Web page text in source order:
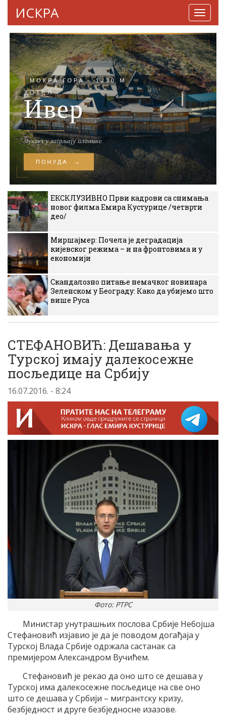
ИСКРА
ЕКСКЛУЗИВНО Први кадрови са снимања
новог филма Емира Кустурице /четврти
део/
Миршајмер: Почела је деградација
кијевског режима – и на фронтовима и у
економији
Скандалозно питање немачког новинара
Зеленском у Београду: Како да убијемо што
више Руса
СТЕФАНОВИЋ: Дешавања у
Турској имају далекосежне
посљедице на Србију
16.07.2016. - 8:24
Фото: РТРС
Министар унутрашњих послова Србије Небојша
Стефановић изјавио је да је поводом догађаја у
Турској Влада Србије одржала састанак са
премијером Александром Вучићем.
Стефановић је рекао да оно што се дешава у
Турској има далекосежне посљедице на све оно
што се дешава у Србији – мигрантску кризу,
безбједност и друге безбједносне изазове.